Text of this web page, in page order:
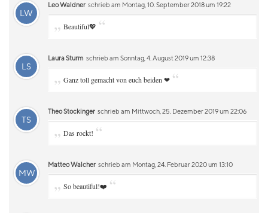
LW
Leo Waldner schrieb am Montag, 10. September 2018 um 19:22
„ Beautiful💖 “
LS
Laura Sturm schrieb am Sonntag, 4. August 2019 um 12:38
„ Ganz toll gemacht von euch beiden ❤ “
TS
Theo Stockinger schrieb am Mittwoch, 25. Dezember 2019 um 22:06
„ Das rockt! “
MW
Matteo Walcher schrieb am Montag, 24. Februar 2020 um 13:10
„ So beautiful!❤️ “